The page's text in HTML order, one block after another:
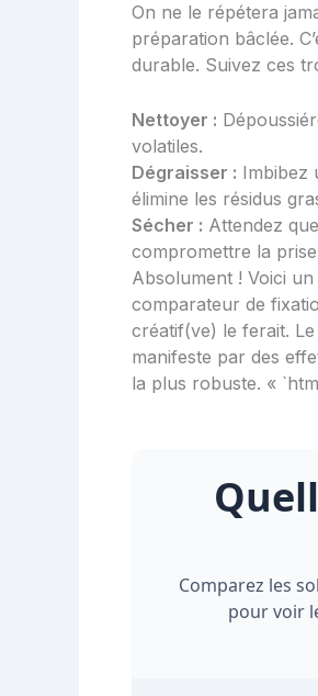
On ne le répétera
préparation bâclée.
durable. Suivez ces
Nettoyer :
volatiles.
Dégraisser : Imbibez
élimine les résidus
Sécher : Attendez
compromettre la prise
Absolument ! Voici
comparateur de
créatif(ve) le ferait.
manifeste par des
la plus robuste. «
Comparez les
pour voir